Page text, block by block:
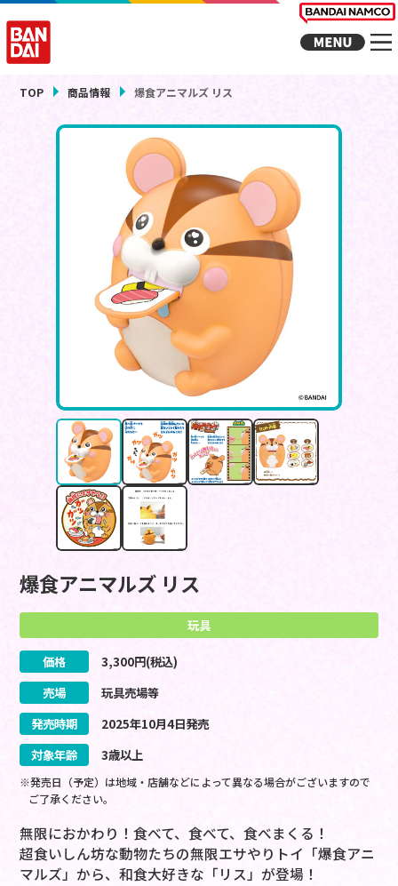
TOP 商品情報 爆食アニマルズ リス
爆食アニマルズ リス
玩具
価格 3,300円(税込)
売場
玩具売場等
発売時期
2025年10月4日発売
対象年齢
3歳以上
※発売日（予定）は地域・店舗などによって異なる場合がございますので
ご了承ください。
無限におかわり！食べて、食べて、食べまくる！
超食いしん坊な動物たちの無限エサやりトイ「爆食アニ
マルズ」から、和食大好きな「リス」が登場！